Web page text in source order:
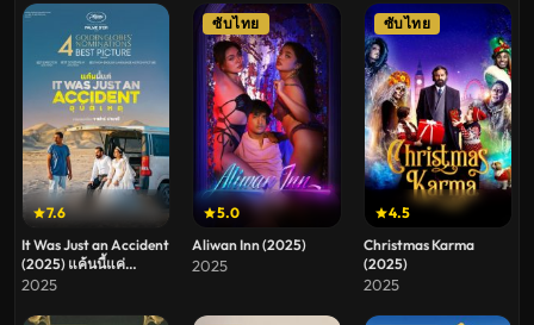
7.6
It Was Just an Accident
(2025) แค้นนี้แค่
อุบัติเหตุ
2025
5.0
ซับไทย
Aliwan Inn (2025)
2025
4.5
ซับไทย
Christmas Karma
(2025)
2025